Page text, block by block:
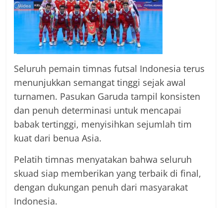
Seluruh pemain timnas futsal Indonesia terus
menunjukkan semangat tinggi sejak awal
turnamen. Pasukan Garuda tampil konsisten
dan penuh determinasi untuk mencapai
babak tertinggi, menyisihkan sejumlah tim
kuat dari benua Asia.
Pelatih timnas menyatakan bahwa seluruh
skuad siap memberikan yang terbaik di final,
dengan dukungan penuh dari masyarakat
Indonesia.